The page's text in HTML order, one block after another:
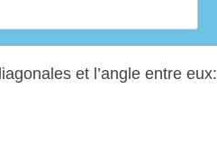
et l’angle entre eux: